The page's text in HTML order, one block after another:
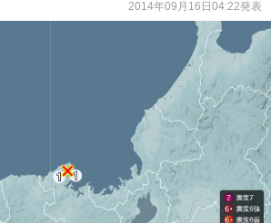
2014年09月16日04:22発表